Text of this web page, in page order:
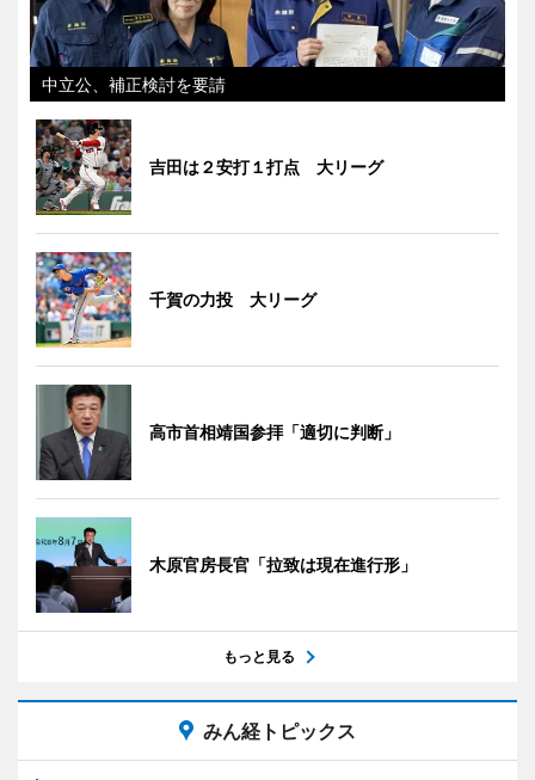
中立公、補正検討を要請
吉田は２安打１打点 大リーグ
千賀の力投 大リーグ
高市首相靖国参拝「適切に判断」
木原官房長官「拉致は現在進行形」
もっと見る
みん経トピックス